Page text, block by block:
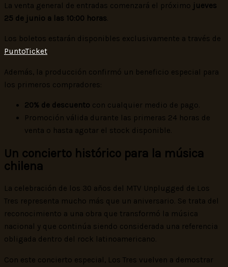
La venta general de entradas comenzará el próximo jueves
25 de junio a las 10:00 horas.
Los boletos estarán disponibles exclusivamente a través de
PuntoTicket.
Además, la producción confirmó un beneficio especial para
los primeros compradores:
20% de descuento con cualquier medio de pago.
Promoción válida durante las primeras 24 horas de
venta o hasta agotar el stock disponible.
Un concierto histórico para la música
chilena
La celebración de los 30 años del MTV Unplugged de Los
Tres representa mucho más que un aniversario. Se trata del
reconocimiento a una obra que transformó la música
nacional y que continúa siendo considerada una referencia
obligada dentro del rock latinoamericano.
Con este concierto especial, Los Tres vuelven a demostrar